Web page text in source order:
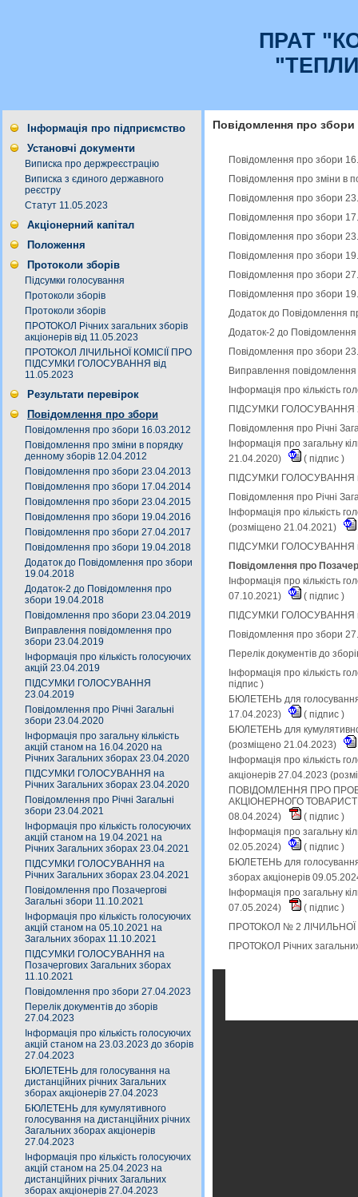
ПРАТ
Інформація про підприємство
Установчі документи
Виписка про держреєстрацію
Виписка з єдиного державного
реєстру
Статут 11.05.2023
Акціонерний капітал
Положення
Протоколи зборів
Підсумки голосування
Протоколи зборів
Протоколи зборів
ПРОТОКОЛ Річних загальних зборів
акціонерів від 11.05.2023
ПРОТОКОЛ ЛІЧИЛЬНОЇ КОМІСІЇ ПРО
ПІДСУМКИ ГОЛОСУВАННЯ від
11.05.2023
Результати перевірок
Повідомлення про збори
Повідомлення про збори 16.03.2012
Повідомлення про зміни в порядку
денному зборів 12.04.2012
Повідомлення про збори 23.04.2013
Повідомлення про збори 17.04.2014
Повідомлення про збори 23.04.2015
Повідомлення про збори 19.04.2016
Повідомлення про збори 27.04.2017
Повідомлення про збори 19.04.2018
Додаток до Повідомлення про збори
19.04.2018
Додаток-2 до Повідомлення про
збори 19.04.2018
Повідомлення про збори 23.04.2019
Виправлення повідомлення про
збори 23.04.2019
Інформація про кількість голосуючих
акцій 23.04.2019
ПІДСУМКИ ГОЛОСУВАННЯ
23.04.2019
Повідомлення про Річні Загальні
збори 23.04.2020
Інформація про загальну кількість
акцій станом на 16.04.2020 на
Річних Загальних зборах 23.04.2020
ПІДСУМКИ ГОЛОСУВАННЯ на
Річних Загальних зборах 23.04.2020
Повідомлення про Річні Загальні
збори 23.04.2021
Інформація про кількість голосуючих
акцій станом на 19.04.2021 на
Річних Загальних зборах 23.04.2021
ПІДСУМКИ ГОЛОСУВАННЯ на
Річних Загальних зборах 23.04.2021
Повідомлення про Позачергові
Загальні збори 11.10.2021
Інформація про кількість голосуючих
акцій станом на 05.10.2021 на
Загальних зборах 11.10.2021
ПІДСУМКИ ГОЛОСУВАННЯ на
Позачергових Загальних зборах
11.10.2021
Повідомлення про збори 27.04.2023
Перелік документів до зборів
27.04.2023
Інформація про кількість голосуючих
акцій станом на 23.03.2023 до зборів
27.04.2023
БЮЛЕТЕНЬ для голосування на
дистанційних річних Загальних
зборах акціонерів 27.04.2023
БЮЛЕТЕНЬ для кумулятивного
голосування на дистанційних річних
Загальних зборах акціонерів
27.04.2023
Інформація про кількість голосуючих
акцій станом на 25.04.2023 на
дистанційних річних Загальних
зборах акціонерів 27.04.2023
Повідомлення про збори
Повідомлення про збори
Повідомлення про зміни в
Повідомлення про збори
Повідомлення про збори
Повідомлення про збори
Повідомлення про збори
Повідомлення про збори
Повідомлення про збори
Додаток до Повідомлення
Додаток-2 до
Повідомлення про збори
Виправлення
Інформація про кількість
ПІДСУМКИ ГОЛОСУВАННЯ
Повідомлення про Річні
Інформація про загальну
21.04.2020)
( підпис )
ПІДСУМКИ ГОЛОСУВАННЯ
Повідомлення про Річні
Інформація про кількість
(розміщено 21.04.2021)
ПІДСУМКИ ГОЛОСУВАННЯ
Повідомлення про
Інформація про кількість
07.10.2021)
( підпис )
ПІДСУМКИ ГОЛОСУВАННЯ на
Повідомлення про збори
Перелік документів до
Інформація про кількість
підпис )
БЮЛЕТЕНЬ для голосування
17.04.2023)
( підпис )
БЮЛЕТЕНЬ для
(розміщено 21.04.2023)
Інформація про кількість
акціонерів 27.04.2023
ПОВІДОМЛЕННЯ ПРО
АКЦІОНЕРНОГО
08.04.2024)
( підпис )
Інформація про загальну
02.05.2024)
( підпис )
БЮЛЕТЕНЬ для голосування
зборах акціонерів
Інформація про загальну
07.05.2024)
( підпис )
ПРОТОКОЛ № 2 ЛІЧИЛЬНОЇ
ПРОТОКОЛ Річних